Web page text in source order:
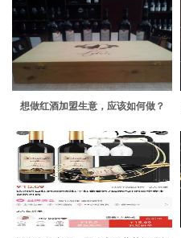
想做红酒加盟生意，应该如何做？